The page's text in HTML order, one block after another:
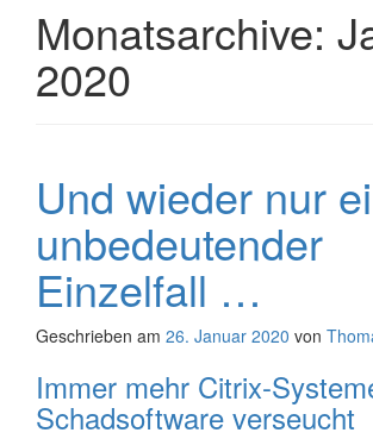
Monatsarchive:
2020
Und wieder nur
unbedeutender
Einzelfall …
Geschrieben am 26. Januar 2020 von
Immer mehr Citrix-
Schadsoftware verseucht